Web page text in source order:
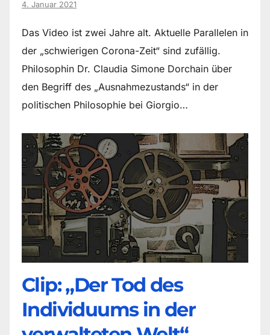
4. Januar 2021
Das Video ist zwei Jahre alt. Aktuelle Parallelen in
der „schwierigen Corona-Zeit“ sind zufällig.
Philosophin Dr. Claudia Simone Dorchain über
den Begriff des „Ausnahmezustands“ in der
politischen Philosophie bei Giorgio…
Clip: „Der Tod des
Individuums in der